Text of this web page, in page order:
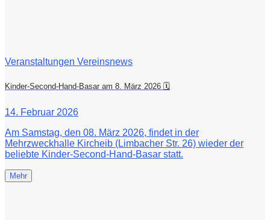
Veranstaltungen Vereinsnews
Kinder-Second-Hand-Basar am 8. März 2026 🗓
14. Februar 2026
Am Samstag, den 08. März 2026, findet in der
Mehrzweckhalle Kircheib (Limbacher Str. 26) wieder der
beliebte Kinder-Second-Hand-Basar statt.
Mehr